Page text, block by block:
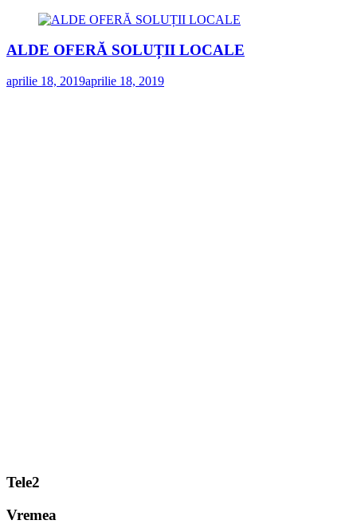
ALDE OFERĂ SOLUȚII LOCALE
aprilie 18, 2019aprilie 18, 2019
Tele2
Vremea